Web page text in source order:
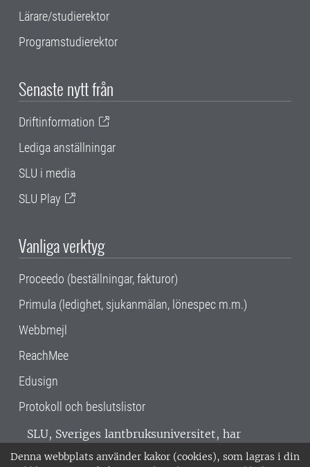
Denna webbplats använder kakor (cookies), som lagras i din
Lärare/studierektor
Programstudierektor
Senaste nytt från
Driftinformation
Lediga anställningar
SLU i media
SLU Play
Vanliga verktyg
Proceedo (beställningar, fakturor)
Primula (ledighet, sjukanmälan, lönespec m.m.)
Webbmejl
ReachMee
Edusign
Protokoll och beslutslistor
SLU, Sveriges lantbruksuniversitet, har
verksamhet över hela Sverige. Huvudorter är